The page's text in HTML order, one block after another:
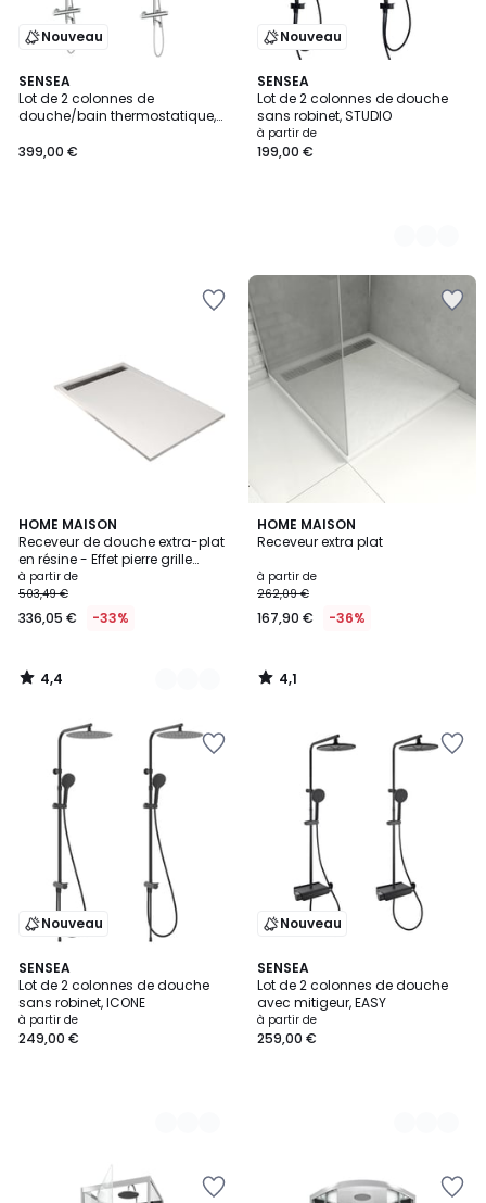
Nouveau
SENSEA
Lot de 2 colonnes de
douche/bain thermostatique,
399,00 €
Nouveau
SENSEA
Lot de 2 colonnes de douche
sans robinet, STUDIO
à partir de
199,00 €
2
Couleurs
HOME MAISON
Receveur de douche extra-plat
en résine - Effet pierre grille
linéaire chrome
à partir de
503,49 €
336,05 € -33%
4,4
/ 5
2
Couleurs
4,4
/
HOME MAISON
Receveur extra plat
à partir de
262,09 €
167,90 € -36%
4,1
/ 5
4,1
/
Nouveau
SENSEA
Lot de 2 colonnes de douche
sans robinet, ICONE
à partir de
249,00 €
2
Couleurs
Nouveau
SENSEA
Lot de 2 colonnes de douche
avec mitigeur, EASY
à partir de
259,00 €
2
Couleurs